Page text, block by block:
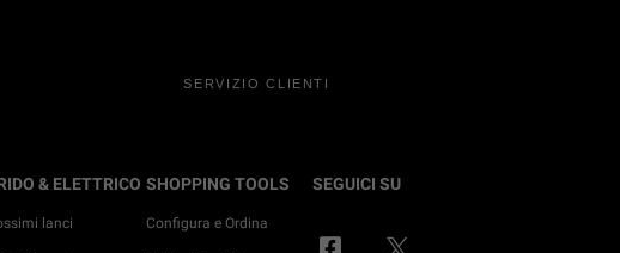
SERVIZIO CLIENTI
& ELETTRICO
lanci
SHOPPING TOOLS
Configura e Ordina
SEGUICI SU